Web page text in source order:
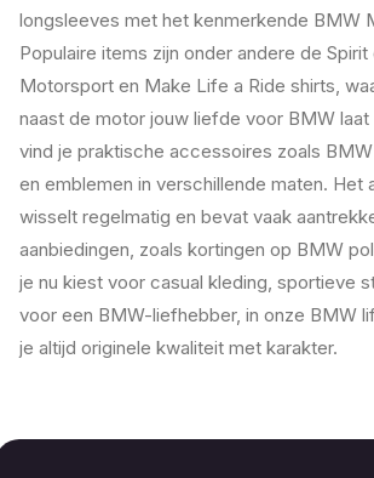
longsleeves met het kenmerkende BMW
Populaire items zijn onder andere de Spirit
Motorsport en Make Life a Ride shirts,
naast de motor jouw liefde voor BMW laat
vind je praktische accessoires zoals
en emblemen in verschillende maten. Het
wisselt regelmatig en bevat vaak
aanbiedingen, zoals kortingen op BMW
je nu kiest voor casual kleding, sportieve
voor een BMW-liefhebber, in onze BMW
je altijd originele kwaliteit met karakter.